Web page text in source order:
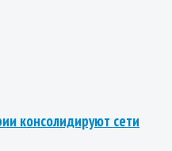
консолидируют сети